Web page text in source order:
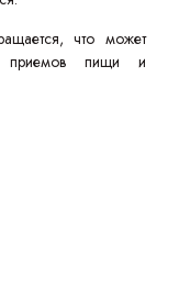
что может
приемов пищи и